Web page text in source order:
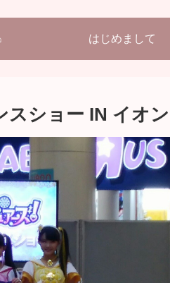
はじめまして
ショー IN イオ